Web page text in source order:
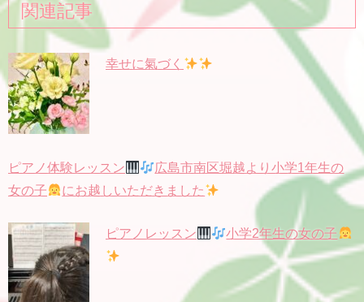
関連記事
幸せに氣づく
ピアノ体験レッスン
広島市南区堀越より小学1年生の
女の子
にお越しいただきました
ピアノレッスン 小学2年生の女の子